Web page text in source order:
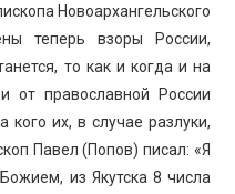
Новоархангельского
теперь взоры России,
то как и когда и на
от православной России
их, в случае разлуки,
Павел (Попов) писал: «Я
из Якутска 8 числа